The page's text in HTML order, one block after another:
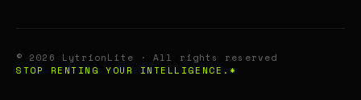
© 2026 LytrionLite · All rights reserved
STOP RENTING YOUR INTELLIGENCE.*